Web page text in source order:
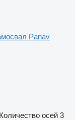
Panav
Количество осей 3